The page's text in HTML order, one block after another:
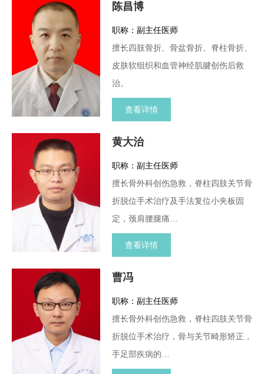
陈昌博
职称：副主任医师
擅长四肢骨折、骨盆骨折、脊柱骨折、
皮肤软组织和血管神经肌腱创伤后救
治。
查看详情
黄大治
职称：副主任医师
擅长骨外科创伤急救，脊柱四肢关节骨
折脱位手术治疗及手法复位小夹板固
定，颈肩腰腿痛…
查看详情
曹冯
职称：副主任医师
擅长骨外科创伤急救，脊柱四肢关节骨
折脱位手术治疗，骨与关节畸形矫正，
手足部疾病的…